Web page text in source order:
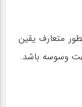
متعارف یقین
وسوسه باشد.